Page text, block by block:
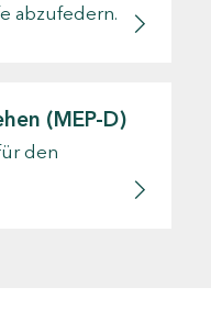
abzufedern.
(MEP-D)
den